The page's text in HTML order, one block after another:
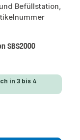
SBS2000
in 3 bis 4